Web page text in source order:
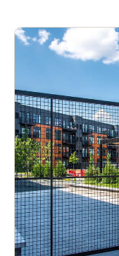
Norway
NorskEnglish
FinnishEnglish
Gem nyt valg som